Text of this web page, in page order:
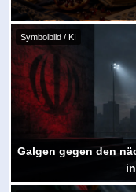
Symbolbild / KI
Galgen gegen den